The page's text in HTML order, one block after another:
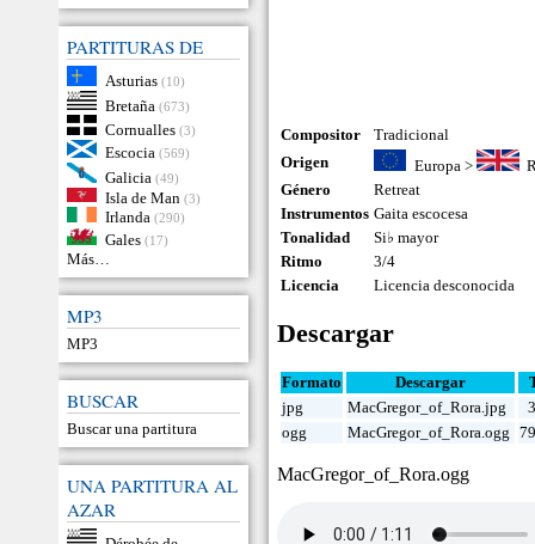
PARTITURAS DE
Asturias (10)
Bretaña (673)
Cornualles (3)
Escocia (569)
Galicia (49)
Isla de Man (3)
Irlanda (290)
Gales (17)
Más…
MP3
MP3
BUSCAR
Buscar una partitura
UNA PARTITURA AL
AZAR
Compositor
Tradicional
Origen
Europa>
Género
Retreat
Instrumentos Gaita escocesa
Tonalidad
Si♭ mayor
Ritmo
3/4
Licencia
Licencia desconocida
Descargar
Formato Descargar
jpg
MacGregor_of_Rora.jpg
ogg
MacGregor_of_Rora.ogg
MacGregor_of_Rora.ogg